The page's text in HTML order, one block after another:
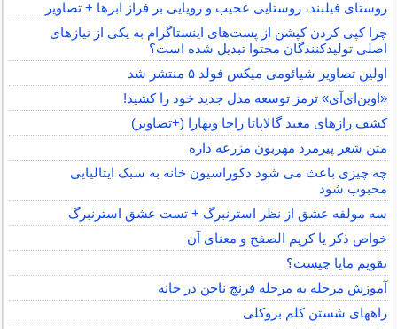
روستای فیلبند، روستایی عجیب و رویایی بر فراز ابرها + تصاویر
چرا کپی کردن کپشن از پست‌های اینستاگرام به یکی از نیازهای
اصلی تولیدکنندگان محتوا تبدیل شده است؟
اولین تصاویر شیائومی میکس فولد ۵ منتشر شد
«اوپن‌ای‌آی» ترمز توسعه مدل جدید خود را کشید!
کشف رازهای معبد گالاپاتا راجا ویهارا (+تصاویر)
متن شعر پیرمرد مهربون مزرعه داره
چه چیزی باعث می شود دکوراسیون خانه به سبک ایتالیایی
محبوب شود
سه مولفه عشق از نظر استرنبرگ + تست عشق استرنبرگ
خواص ذکر یا کریم الصفح و معنای آن
تقویم مایا چیست؟
آموزش مرحله به مرحله فرنچ ناخن در خانه
راههای شستن کلم بروکلی